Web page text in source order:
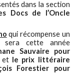
dans la section
Docs de l’Oncle
qui récompense un
sera cette année
Sauvaire pour
et le prix littéraire
Forestier pour